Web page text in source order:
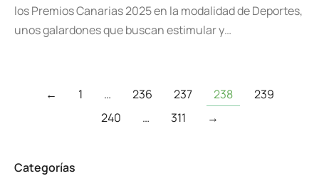
los Premios Canarias 2025 en la modalidad de Deportes,
unos galardones que buscan estimular y…
← 1 … 236 237 238
239
240
… 311 →
Categorías